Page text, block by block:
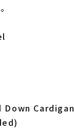
Down Cardigan